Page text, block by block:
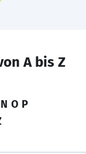
A bis Z
N O P